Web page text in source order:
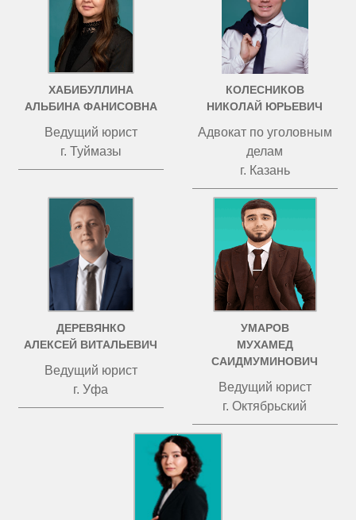
ХАБИБУЛЛИНА
АЛЬБИНА ФАНИСОВНА
Ведущий юрист
г. Туймазы
КОЛЕСНИКОВ
НИКОЛАЙ ЮРЬЕВИЧ
Адвокат по уголовным
делам
г. Казань
ДЕРЕВЯНКО
АЛЕКСЕЙ ВИТАЛЬЕВИЧ
Ведущий юрист
г. Уфа
УМАРОВ
МУХАМЕД
САИДМУМИНОВИЧ
Ведущий юрист
г. Октябрьский